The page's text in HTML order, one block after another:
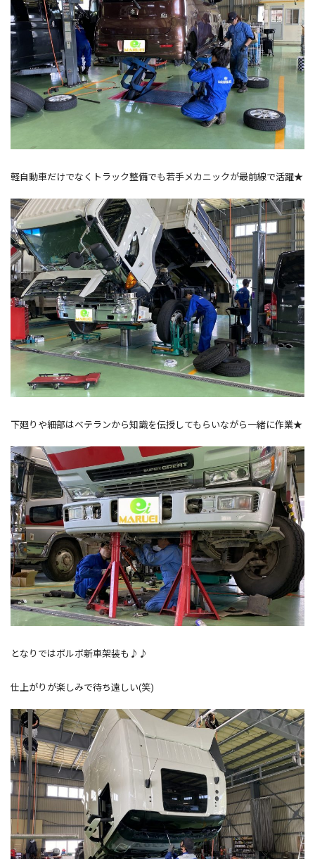
軽自動車だけでなくトラック整備でも若手メカニックが最前線で活躍★
下廻りや細部はベテランから知識を伝授してもらいながら一緒に作業★
となりではボルボ新車架装も♪♪
仕上がりが楽しみで待ち遠しい(笑)